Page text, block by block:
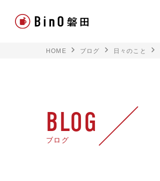
平屋
HOME ブログ 日々のこと
BLOG
ブログ